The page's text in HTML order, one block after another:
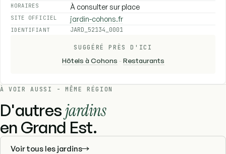
HORAIRES À consulter sur place
SITE OFFICIEL jardin-cohons.fr
IDENTIFIANT JARD_52134_0001
SUGGÉRÉ PRÈS D'ICI
Hôtels à Cohons -Restaurants
À VOIR AUSSI - MÊME RÉGION
D'autresjardins
en Grand Est.
Voir tous les jardins